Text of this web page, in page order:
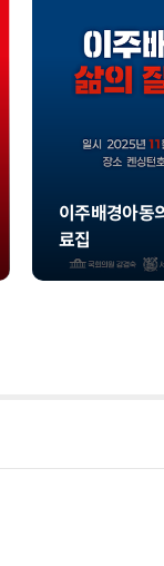
이주배경아동
료집